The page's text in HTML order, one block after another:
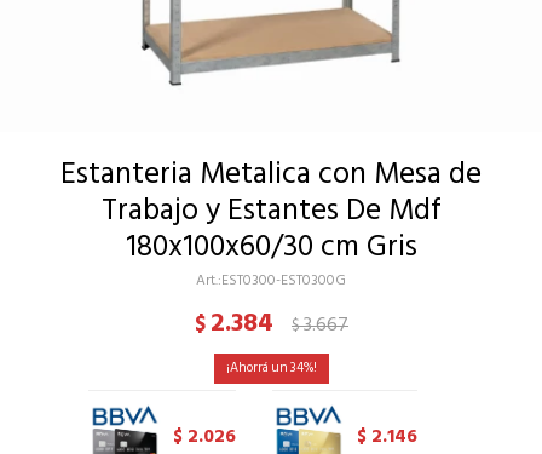
Estanteria Metalica con Mesa de
Trabajo y Estantes De Mdf
180x100x60/30 cm Gris
EST0300-EST0300G
$2.384 $3.667
34
$ 2.026 $ 2.146